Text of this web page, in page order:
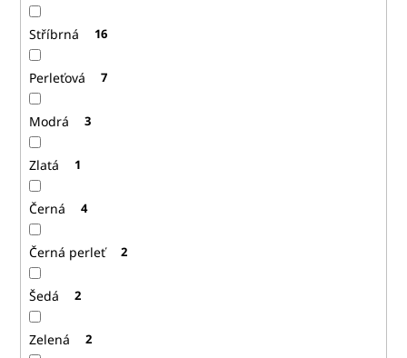
Stříbrná 16
Perleťová 7
Modrá 3
Zlatá 1
Černá 4
Černá perleť 2
Šedá 2
Zelená 2